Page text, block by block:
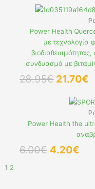
was:
27.95€.
Power Health
με τεχνολογία
συνδυασμό με
28.95€ Original
was:
28.95€.
21.70€
Power Health the
6.00€ Original
4.20€
1 2